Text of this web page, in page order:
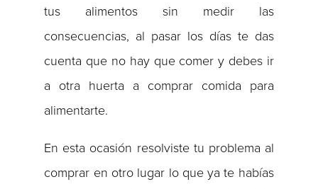
tus alimentos sin medir las
consecuencias, al pasar los días te das
cuenta que no hay que comer y debes ir
a otra huerta a comprar comida para
alimentarte.
En esta ocasión resolviste tu problema al
comprar en otro lugar lo que ya te habías